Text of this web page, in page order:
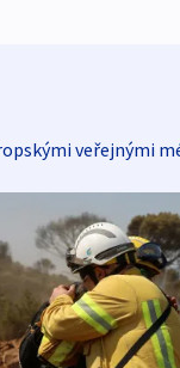
veřejnými